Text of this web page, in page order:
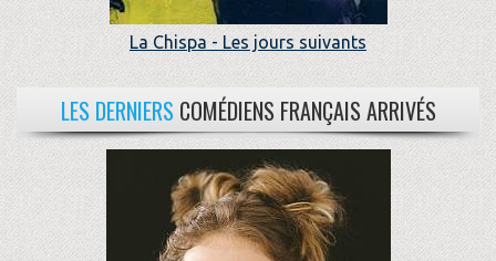
La Chispa - Les jours suivants
LES DERNIERS COMÉDIENS FRANÇAIS ARRIVÉS